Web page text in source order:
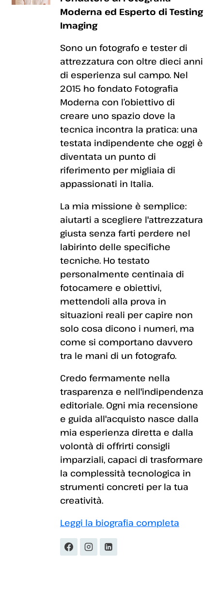
Moderna ed Esperto di Testing
Imaging
Sono un fotografo e tester di
attrezzatura con oltre dieci anni
di esperienza sul campo. Nel
2015 ho fondato Fotografia
Moderna con l’obiettivo di
creare uno spazio dove la
tecnica incontra la pratica: una
testata indipendente che oggi è
diventata un punto di
riferimento per migliaia di
appassionati in Italia.
La mia missione è semplice:
aiutarti a scegliere l'attrezzatura
giusta senza farti perdere nel
labirinto delle specifiche
tecniche. Ho testato
personalmente centinaia di
fotocamere e obiettivi,
mettendoli alla prova in
situazioni reali per capire non
solo cosa dicono i numeri, ma
come si comportano davvero
tra le mani di un fotografo.
Credo fermamente nella
trasparenza e nell'indipendenza
editoriale. Ogni mia recensione
e guida all'acquisto nasce dalla
mia esperienza diretta e dalla
volontà di offrirti consigli
imparziali, capaci di trasformare
la complessità tecnologica in
strumenti concreti per la tua
creatività.
Leggi la biografia completa